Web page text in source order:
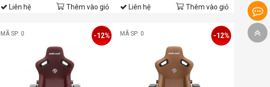
Liên hệ Thêm vào giỏ Liên hệ Thêm vào giỏ
MÃ SP: 0 -12% MÃ SP: 0 -12%